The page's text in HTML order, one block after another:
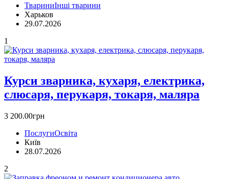
ТвариниІнші тварини
Харьков
29.07.2026
1
Курси зварника, кухаря, електрика,
слюсаря, перукаря, токаря, маляра
3 200.00грн
ПослугиОсвіта
Київ
28.07.2026
2